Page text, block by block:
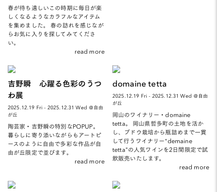
春が待ち遠しいこの時期に毎日が楽
しくなるようなカラフルなアイテム
を集めました。 春の訪れを感じなが
らお気に入りを探してみてくださ
い。
read more
吉野瞬 心躍る色彩のうつ
わ展
2025.12.19 Fri - 2025.12.31 Wed ＠自由
が丘
陶芸家・吉野瞬の特別なPOPUP。
暮らしに寄り添いながらもアートピ
ースのように自由で多彩な作品が自
由が丘限定で並びます。
read more
domaine tetta
2025.12.19 Fri - 2025.12.31 Wed ＠自由
が丘
岡山のワイナリー・domaine
tetta。 岡山県哲多町の土地を活か
し、ブドウ栽培から瓶詰めまで一貫
して行うワイナリー“demaine
tetta”の人気ワインを2日間限定で試
飲販売いたします。
read more